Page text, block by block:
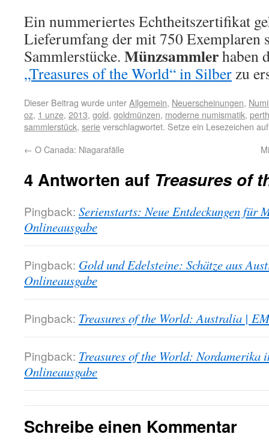
Ein nummeriertes Echtheitszertifikat
Lieferumfang der mit 750 Exemplaren
Sammlerstücke. Münzsammlerhaben
„Treasures of the World“ in Silberzu
Dieser Beitrag wurde unterAllgemein, Neuerscheinungen,
oz, 1 unze, 2013, gold, goldmünzen, moderne numismatik,
sammlerstück, serieverschlagwortet. Setze ein Lesezeichen
← O Canada: Niagarafälle
4 Antworten auf Treasures of
Pingback: Serienstarts: Neue Entdeckungen für
Onlineausgabe
Pingback: Gold und Edelsteine: Schätze aus
Onlineausgabe
Pingback: Treasures of the World: Australia |
Pingback: Treasures of the World: Nordamerika
Onlineausgabe
Schreibe einen Kommentar